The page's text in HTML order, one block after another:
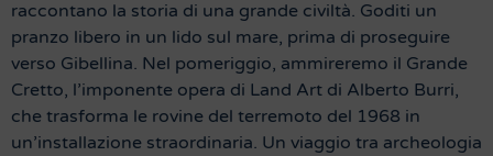
raccontano la storia di una grande civiltà. Goditi un
pranzo libero in un lido sul mare, prima di proseguire
verso Gibellina. Nel pomeriggio, ammireremo il Grande
Cretto, l’imponente opera di Land Art di Alberto Burri,
che trasforma le rovine del terremoto del 1968 in
un’installazione straordinaria. Un viaggio tra archeologia